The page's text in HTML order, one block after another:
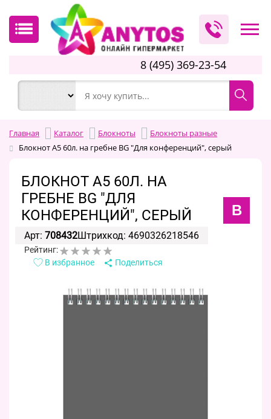
8 (495) 369-23-54
Главная Каталог Блокноты
Блокноты разные
Блокнот А5 60л. на гребне BG "Для конференций", серый
БЛОКНОТ А5 60Л. НА
ГРЕБНЕ BG "ДЛЯ
КОНФЕРЕНЦИЙ", СЕРЫЙ
B
Арт: 708432Штрихкод: 4690326218546
Рейтинг:
В избранное
Поделиться